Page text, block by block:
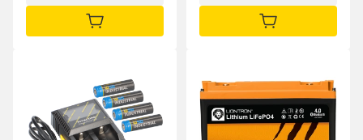
IN DEN WARENKORB IN DEN WARENKORB